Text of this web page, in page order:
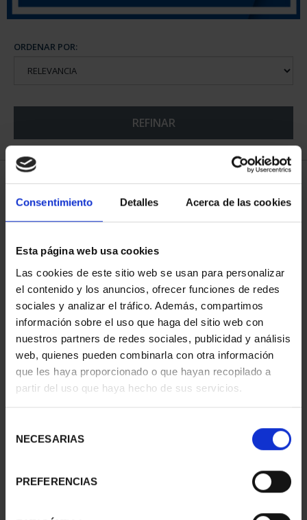
Consentimiento Detalles Acerca de las cookies
Esta página web usa cookies
Las cookies de este sitio web se usan para personalizar
el contenido y los anuncios, ofrecer funciones de redes
sociales y analizar el tráfico. Además, compartimos
información sobre el uso que haga del sitio web con
nuestros partners de redes sociales, publicidad y análisis
web, quienes pueden combinarla con otra información
que les haya proporcionado o que hayan recopilado a
partir del uso que haya hecho de sus servicios.
NECESARIAS
PREFERENCIAS
ORDENAR POR:
REFINAR
5 Productos encontrados
SUSCRIPCIÓN
CAPITALES DE
PROVINCIA 1
949,00 €
Sólo para usuarios
registrados
SUSCRIPCIÓN
CAPITALES DE
PROVINCIA 2
949,00 €
Sólo para usuarios
registrados